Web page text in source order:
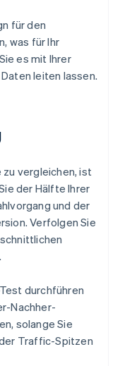
für den
was für Ihr
es mit Ihrer
leiten lassen.
vergleichen, ist
der Hälfte Ihrer
und der
Verfolgen Sie
durchführen
Nachher-
solange Sie
Traffic-Spitzen